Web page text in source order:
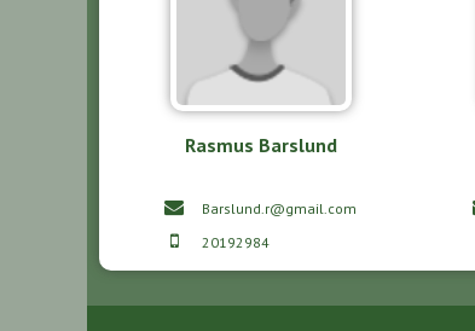
Rasmus Barslund
Barslund.r@gmail.com
20192984